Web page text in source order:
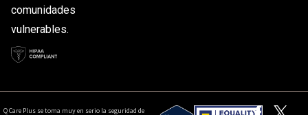
comunidades
vulnerables.
Q Care Plus se toma muy en serio la seguridad de